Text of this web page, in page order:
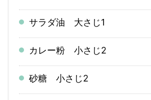
サラダ油 大さじ1
カレー粉 小さじ2
砂糖 小さじ2